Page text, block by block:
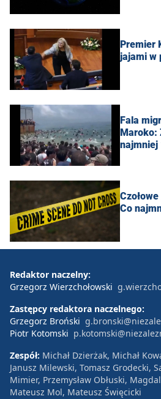
Premier
jajami w
Fala
Maroko:
najmniej
Co
Redaktor naczelny:
Grzegorz Wierzchołowski
Zastępcy redaktora naczelnego:
Grzegorz Broński
Piotr Kotomski
Zespół: Michał Dzierżak, Michał
Janusz Milewski, Tomasz Grodecki,
Mimier, Przemysław Obłuski,
Mateusz Mol, Mateusz Święcicki